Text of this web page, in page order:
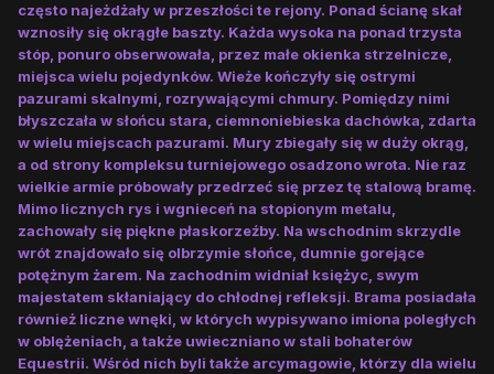
często najeżdżały w przeszłości te rejony. Ponad ścianę skał
wznosiły się okrągłe baszty. Każda wysoka na ponad trzysta
stóp, ponuro obserwowała, przez małe okienka strzelnicze,
miejsca wielu pojedynków. Wieże kończyły się ostrymi
pazurami skalnymi, rozrywającymi chmury. Pomiędzy nimi
błyszczała w słońcu stara, ciemnoniebieska dachówka, zdarta
w wielu miejscach pazurami. Mury zbiegały się w duży okrąg,
a od strony kompleksu turniejowego osadzono wrota. Nie raz
wielkie armie próbowały przedrzeć się przez tę stalową bramę.
Mimo licznych rys i wgnieceń na stopionym metalu,
zachowały się piękne płaskorzeźby. Na wschodnim skrzydle
wrót znajdowało się olbrzymie słońce, dumnie gorejące
potężnym żarem. Na zachodnim widniał księżyc, swym
majestatem skłaniający do chłodnej refleksji. Brama posiadała
również liczne wnęki, w których wypisywano imiona poległych
w oblężeniach, a także uwieczniano w stali bohaterów
Equestrii. Wśród nich byli także arcymagowie, którzy dla wielu